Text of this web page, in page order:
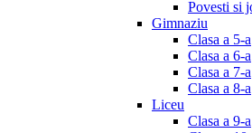
Povesti si
Gimnaziu
Clasa a 5-a
Clasa a 6-a
Clasa a 7-a
Clasa a 8-a
Liceu
Clasa a 9-a